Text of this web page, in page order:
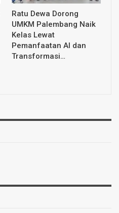
Ratu Dewa Dorong
UMKM Palembang Naik
Kelas Lewat
Pemanfaatan AI dan
Transformasi…